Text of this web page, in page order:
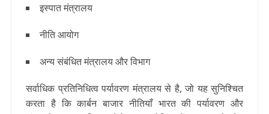
इस्पात मंत्रालय
नीति आयोग
अन्य संबंधित मंत्रालय और विभाग
सर्वाधिक प्रतिनिधित्व पर्यावरण मंत्रालय से है, जो यह सुनिश्चित
करता है कि कार्बन बाजार नीतियाँ भारत की पर्यावरण और